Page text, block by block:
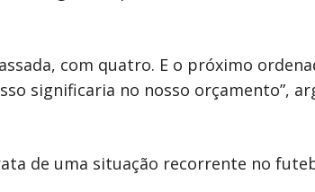
com quatro. E o próximo
significaria no nosso orçamento”,
de uma situação recorrente no